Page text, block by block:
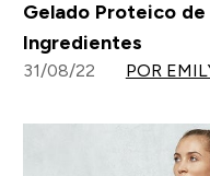
Gelado Proteico de
Ingredientes
31/08/22 POR